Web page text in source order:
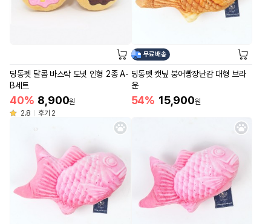
딩동펫 달콤 바스락 도넛 인형 2종 A-
B세트
40% 8,900원
2.8
후기 2
무료배송
딩동펫 캣닢 붕어빵장난감 대형 브라
운
54% 15,900원